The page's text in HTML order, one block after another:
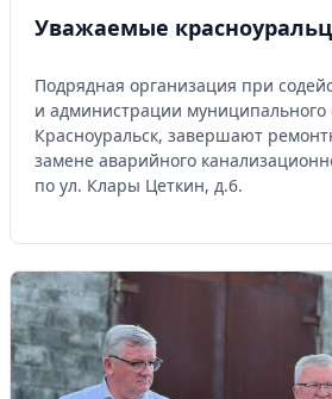
Уважаемые
Подрядная организация при
и администрации муниципального
Красноуральск, завершают
замене аварийного
по ул. Клары Цеткин, д.6.